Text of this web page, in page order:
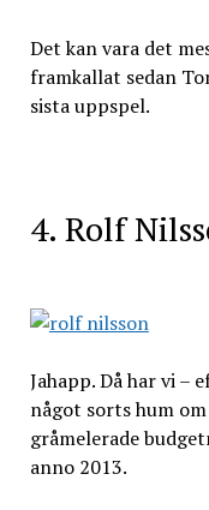
Det kan vara det
framkallat sedan
sista uppspel.
4. Rolf
Jahapp. Då har vi
något sorts hum
gråmelerade
anno 2013.